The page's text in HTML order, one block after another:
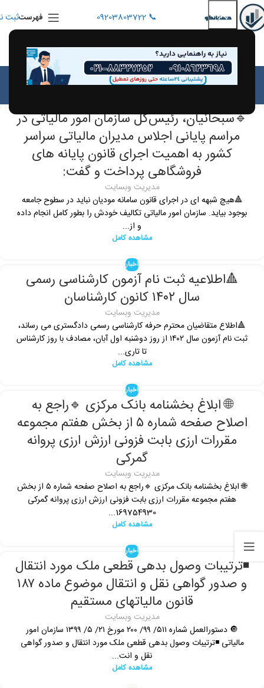
📞 09203803722 فهرستثبت
Posts byمدیریت وبسایت
🔹سبحانیان، رئیس‌کل سازمان امور مالیاتی در
مراسم پایانی اجلاس مدیران مالیاتی سراسر
کشور به اهمیت اجرای قانون پایانه های
فروشگاهی پرداخت و گفت:
مدیریت وبسایت
🔺هیچ شبهه ای در اجرای قانون سامانه مودیان نباید در سطوح جامعه
بوجود بیاید. سازمان امور مالیاتی تکالیف خودش را بطور کامل انجام داده
و از...
مشاهده کامل
اخبار
🔺اطلاعیه ثبت نام آزمون کارشناسی رسمی
سال ۱۴۰۲ کانون کارشناسان
مدیریت وبسایت
🔺اطلاع متقاضیان محترم حرفه کارشناسی رسمی دادگستری می رساند،
ثبت نام آزمون سال ۱۴۰۲ از روز دوشنبه اول آبان، مصادف با روز کارشناس
تا تاری...
مشاهده کامل
اخبار
🌐 ابلاغ بخشنامه بانک مرکزی 🔹راجع به
اصلاح صفحه شماره ۵ از بخش هفتم مجموعه
مقررات ارزی بابت فزونی ارزش ارزی پروانه
گمرکی
مدیریت وبسایت
🌐 ابلاغ بخشنامه بانک مرکزی 🔹راجع به اصلاح صفحه شماره ۵ از بخش
هفتم مجموعه مقررات ارزی بابت فزونی ارزش ارزی پروانه گمرکی
169754930...
مشاهده کامل
اخبار
◾️ترتیبات وصول بدهی قطعی ملک مورد انتقال
و صدور گواهی نقل و انتقال موضوع ماده ۱۸۷
قانون مالیاتهای مستقیم
مدیریت وبسایت
🔘 دستورالعمل شماره ۵۱۱/ ۹۹/ ۲۰۰ مورخ ۲۱/ ۵/ ۱۳۹۹ سازمان امور
مالیاتی ◾️ترتیبات وصول بدهی قطعی ملک مورد انتقال و صدور گواهی
نقل و انت...
مشاهده کامل